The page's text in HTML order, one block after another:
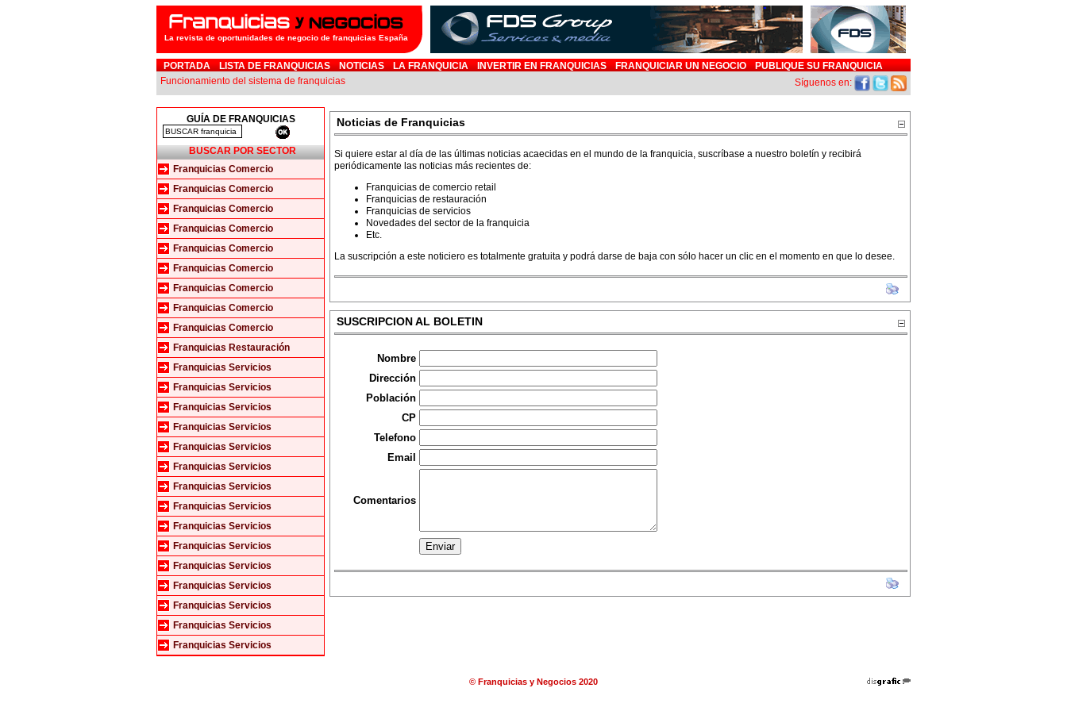
La revista de oportunidades de negocio de franquicias España
PORTADA LISTA DE FRANQUICIAS NOTICIAS LA FRANQUICIA INVERTIR EN FRANQUICIAS FRANQUICIAR UN NEGOCIO
PUBLIQUE SU FRANQUICIA
Funcionamiento del sistema de franquicias
Síguenos en:
GUÍA DE FRANQUICIAS
BUSCAR POR SECTOR
Franquicias Comercio
Franquicias Comercio
Franquicias Comercio
Franquicias Comercio
Franquicias Comercio
Franquicias Comercio
Franquicias Comercio
Franquicias Comercio
Franquicias Comercio
Franquicias Restauración
Franquicias Servicios
Franquicias Servicios
Franquicias Servicios
Franquicias Servicios
Franquicias Servicios
Franquicias Servicios
Franquicias Servicios
Franquicias Servicios
Franquicias Servicios
Franquicias Servicios
Franquicias Servicios
Franquicias Servicios
Franquicias Servicios
Franquicias Servicios
Franquicias Servicios
Noticias de Franquicias
Si quiere estar al día de las últimas noticias acaecidas en el mundo de la franquicia, suscríbase a nuestro boletín y recibirá
periódicamente las noticias más recientes de:
Franquicias de comercio retail
Franquicias de restauración
Franquicias de servicios
Novedades del sector de la franquicia
Etc.
La suscripción a este noticiero es totalmente gratuita y podrá darse de baja con sólo hacer un clic en el momento en que lo desee.
SUSCRIPCION AL BOLETIN
Nombre
Dirección
Población
CP
Telefono
Email
Comentarios
© Franquicias y Negocios 2020